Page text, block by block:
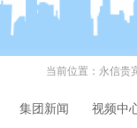
当前位置： 永信贵
集团新闻 视频中